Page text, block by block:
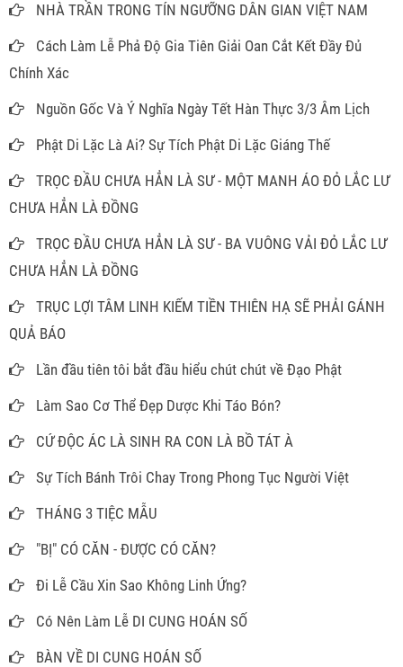
NHÀ TRẦN TRONG TÍN NGƯỠNG DÂN GIAN VIỆT NAM
Cách Làm Lễ Phả Độ Gia Tiên Giải Oan Cắt Kết Đầy Đủ
Chính Xác
Nguồn Gốc Và Ý Nghĩa Ngày Tết Hàn Thực 3/3 Âm Lịch
Phật Di Lặc Là Ai? Sự Tích Phật Di Lặc Giáng Thế
TRỌC ĐẦU CHƯA HẲN LÀ SƯ - MỘT MANH ÁO ĐỎ LẮC LƯ
CHƯA HẲN LÀ ĐỒNG
TRỌC ĐẦU CHƯA HẲN LÀ SƯ - BA VUÔNG VẢI ĐỎ LẮC LƯ
CHƯA HẲN LÀ ĐỒNG
TRỤC LỢI TÂM LINH KIẾM TIỀN THIÊN HẠ SẼ PHẢI GÁNH
QUẢ BÁO
Lần đầu tiên tôi bắt đầu hiểu chút chút về Đạo Phật
Làm Sao Cơ Thể Đẹp Dược Khi Táo Bón?
CỨ ĐỘC ÁC LÀ SINH RA CON LÀ BỒ TÁT À
Sự Tích Bánh Trôi Chay Trong Phong Tục Người Việt
THÁNG 3 TIỆC MẪU
"BỊ" CÓ CĂN - ĐƯỢC CÓ CĂN?
Đi Lễ Cầu Xin Sao Không Linh Ứng?
Có Nên Làm Lễ DI CUNG HOÁN SỐ
BÀN VỀ DI CUNG HOÁN SỐ